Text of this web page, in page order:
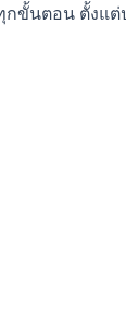
ขั้นตอน ตั้งแต่